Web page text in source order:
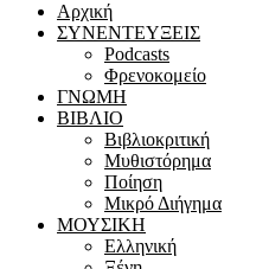
Αρχική
ΣΥΝΕΝΤΕΥΞΕΙΣ
Podcasts
Φρενοκομείο
ΓΝΩΜΗ
ΒΙΒΛΙΟ
Βιβλιοκριτική
Μυθιστόρημα
Ποίηση
Μικρό Διήγημα
ΜΟΥΣΙΚΗ
Ελληνική